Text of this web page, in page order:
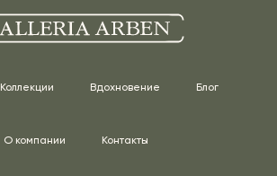
Коллекции Вдохновение Блог
О компании Контакты